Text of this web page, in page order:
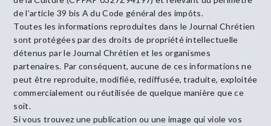
de l’article 39 bis A du Code général des impôts.
Toutes les informations reproduites dans le Journal Chrétien
sont protégées par des droits de propriété intellectuelle
détenus par le Journal Chrétien et les organismes
partenaires. Par conséquent, aucune de ces informations ne
peut être reproduite, modifiée, rediffusée, traduite, exploitée
commercialement ou réutilisée de quelque manière que ce
soit.
Si vous trouvez une publication ou une image qui viole vos